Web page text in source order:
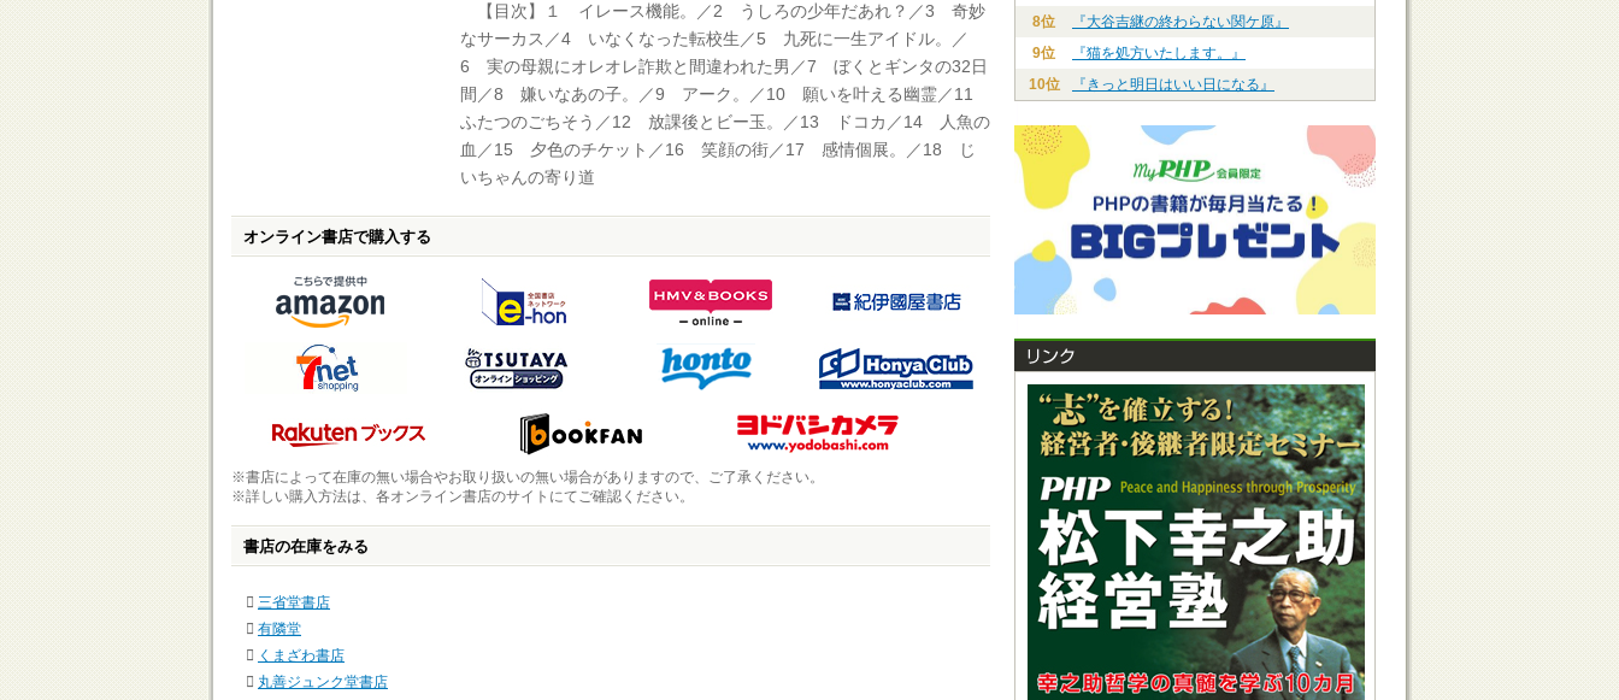
【目次】１ イレース機能。／2 うしろの少年だあれ？／3 奇妙
なサーカス／4 いなくなった転校生／5 九死に一生アイドル。／
6 実の母親にオレオレ詐欺と間違われた男／7 ぼくとギンタの32日
間／8 嫌いなあの子。／9 アーク。／10 願いを叶える幽霊／11
ふたつのごちそう／12 放課後とビー玉。／13 ドコカ／14 人魚の
血／15 夕色のチケット／16 笑顔の街／17 感情個展。／18 じ
いちゃんの寄り道
オンライン書店で購入する
※書店によって在庫の無い場合やお取り扱いの無い場合がありますので、ご了承ください。
※詳しい購入方法は、各オンライン書店のサイトにてご確認ください。
書店の在庫をみる
三省堂書店
有隣堂
くまざわ書店
丸善ジュンク堂書店
8位
『大谷吉継の終わらない関ケ原』
9位
『猫を処方いたします。』
10位
『きっと明日はいい日になる』